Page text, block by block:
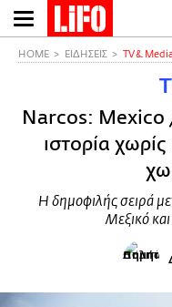
Παράκαμψη
προς
HOME ΕΙΔΗΣΕΙΣ TV &
Narcos:
ιστορία
Η δημοφιλής σειρά
Μεξικό